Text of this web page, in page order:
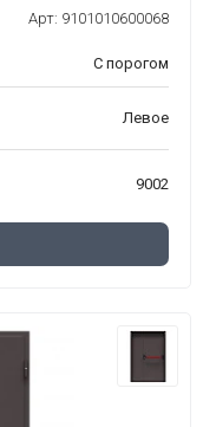
Арт: 9101010600068
С порогом
Левое
9002